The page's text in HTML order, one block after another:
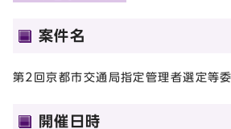
案件名
第2回京都市交通局指定管理者選定等
開催日時